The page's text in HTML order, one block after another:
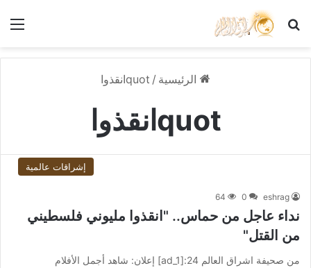
بحث عن
الرئيسية / quotانقذوا
quotانقذوا
إشراقات عالمية
eshrag
0
64
نداء عاجل من حماس.. "انقذوا مليوني فلسطيني
من القتل"
من صحيفة اشراق العالم 24:[ad_1] إعلان: شاهد أجمل الأفلام